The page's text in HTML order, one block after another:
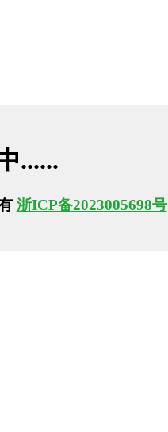
......
浙ICP备2023005698号